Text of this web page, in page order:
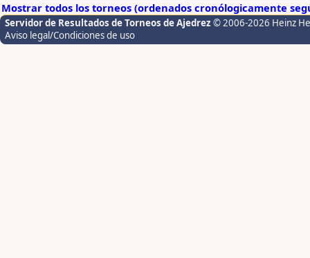
Mostrar todos los torneos (ordenados cronólogicamente
Servidor de Resultados de Torneos de Ajedrez © 2006-2026 Heinz
Aviso legal/Condiciones de uso